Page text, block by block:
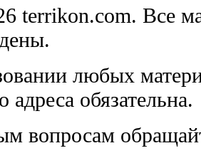
terrikon.com. Все
любых
адреса обязательна.
вопросам